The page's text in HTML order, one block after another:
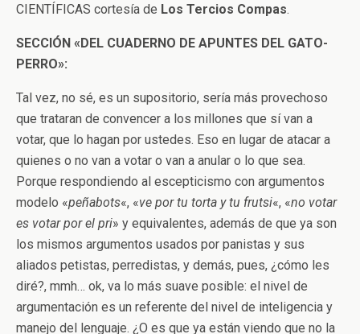
CIENTÍFICAS cortesía de Los Tercios Compas.
SECCIÓN «DEL CUADERNO DE APUNTES DEL GATO-
PERRO»:
Tal vez, no sé, es un supositorio, sería más provechoso
que trataran de convencer a los millones que sí van a
votar, que lo hagan por ustedes. Eso en lugar de atacar a
quienes o no van a votar o van a anular o lo que sea.
Porque respondiendo al escepticismo con argumentos
modelo «peñabots«, «ve por tu torta y tu frutsi«, «no votar
es votar por el pri» y equivalentes, además de que ya son
los mismos argumentos usados por panistas y sus
aliados petistas, perredistas, y demás, pues, ¿cómo les
diré?, mmh… ok, va lo más suave posible: el nivel de
argumentación es un referente del nivel de inteligencia y
manejo del lenguaje. ¿O es que ya están viendo que no la